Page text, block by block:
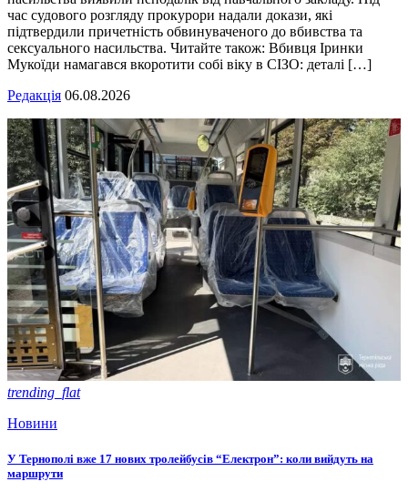
час судового розгляду прокурори надали докази, які
підтвердили причетність обвинуваченого до вбивства та
сексуального насильства. Читайте також: Вбивця Іринки
Мукоїди намагався вкоротити собі віку в СІЗО: деталі […]
Редакція 06.08.2026
trending_flat
Новини
У Тернополі вже 17 нових тролейбусів “Електрон”: коли вийдуть на
маршрути